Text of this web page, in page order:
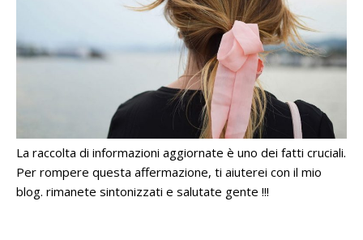
La raccolta di informazioni aggiornate è uno dei fatti cruciali.
Per rompere questa affermazione, ti aiuterei con il mio
blog. rimanete sintonizzati e salutate gente !!!